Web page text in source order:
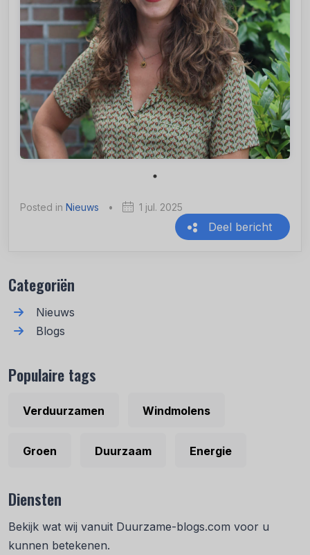
Posted in Nieuws • 1 jul. 2025
Deel bericht
Categoriën
Nieuws
Blogs
Populaire tags
Verduurzamen Windmolens
Groen Duurzaam Energie
Diensten
Bekijk wat wij vanuit Duurzame-blogs.com voor u
kunnen betekenen.